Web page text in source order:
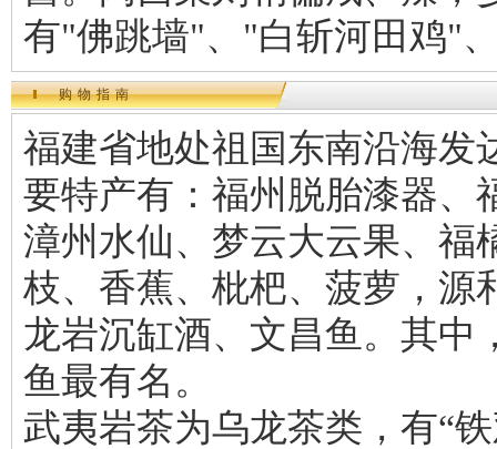
有"佛跳墙"、"白斩河田鸡"
购物指南
福建省地处祖国东南沿海发
要特产有：福州脱胎漆器、
漳州水仙、梦云大云果、福
枝、香蕉、枇杷、菠萝，源
龙岩沉缸酒、文昌鱼。其中
鱼最有名。
武夷岩茶为乌龙茶类，有“